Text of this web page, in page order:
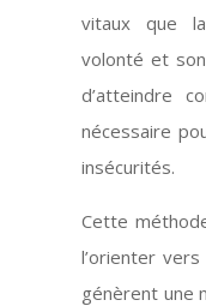
vitaux que
volonté et
d’atteindre
nécessaire
insécurités.
Cette
l’orienter
génèrent une